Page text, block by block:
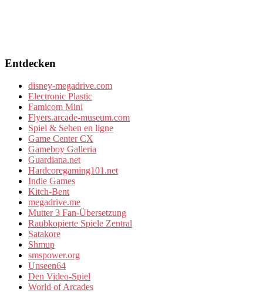
Entdecken
disney-megadrive.com
Electronic Plastic
Famicom Mini
Flyers.arcade-museum.com
Spiel & Sehen en ligne
Game Center CX
Gameboy Galleria
Guardiana.net
Hardcoregaming101.net
Indie Games
Kitch-Bent
megadrive.me
Mutter 3 Fan-Übersetzung
Raubkopierte Spiele Zentral
Satakore
Shmup
smspower.org
Unseen64
Den Video-Spiel
World of Arcades